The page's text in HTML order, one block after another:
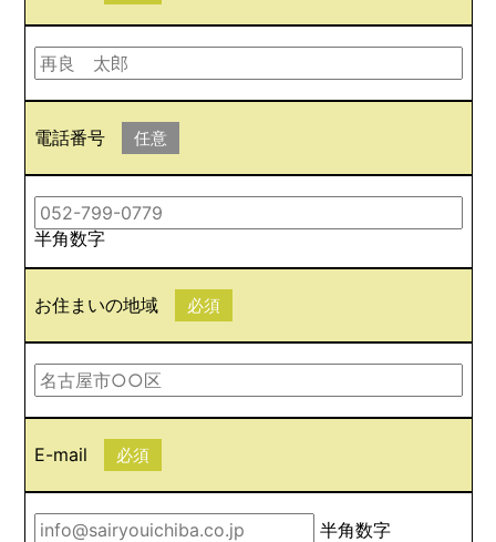
電話番号 任意
半角数字
お住まいの地域 必須
E-mail 必須
半角数字